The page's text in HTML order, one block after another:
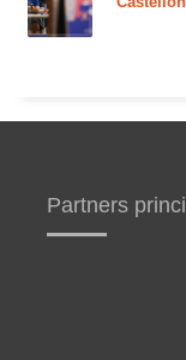
Partners